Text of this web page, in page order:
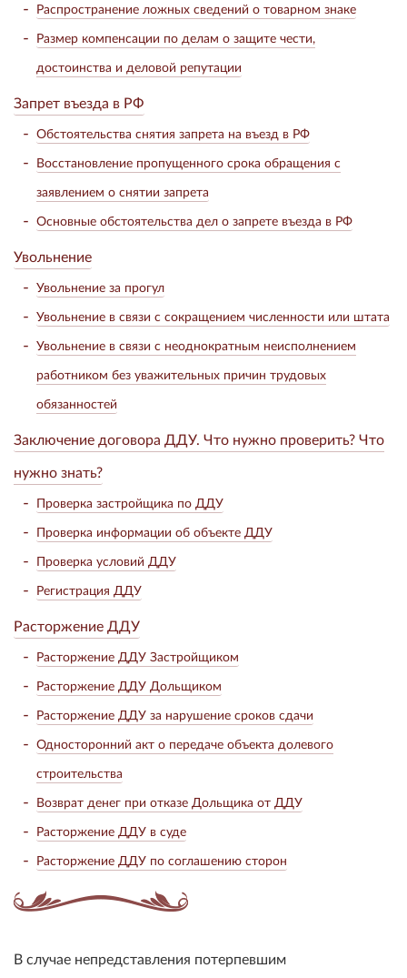
Распространение ложных сведений о товарном знаке
Размер компенсации по делам о защите чести,
достоинства и деловой репутации
Запрет въезда в РФ
Обстоятельства снятия запрета на въезд в РФ
Восстановление пропущенного срока обращения с
заявлением о снятии запрета
Основные обстоятельства дел о запрете въезда в РФ
Увольнение
Увольнение за прогул
Увольнение в связи с сокращением численности или штата
Увольнение в связи с неоднократным неисполнением
работником без уважительных причин трудовых
обязанностей
Заключение договора ДДУ. Что нужно проверить? Что
нужно знать?
Проверка застройщика по ДДУ
Проверка информации об объекте ДДУ
Проверка условий ДДУ
Регистрация ДДУ
Расторжение ДДУ
Расторжение ДДУ Застройщиком
Расторжение ДДУ Дольщиком
Расторжение ДДУ за нарушение сроков сдачи
Односторонний акт о передаче объекта долевого
строительства
Возврат денег при отказе Дольщика от ДДУ
Расторжение ДДУ в суде
Расторжение ДДУ по соглашению сторон
В случае непредставления потерпевшим